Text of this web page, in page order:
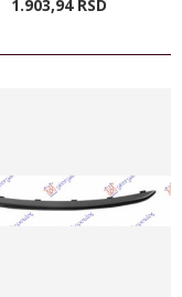
1.903,94 RSD